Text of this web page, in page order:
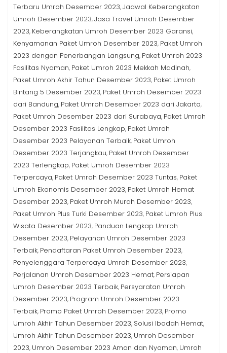
Terbaru Umroh Desember 2023,Jadwal Keberangkatan
Umroh Desember 2023,Jasa Travel Umroh Desember
2023, Keberangkatan Umroh Desember 2023 Garansi,
Kenyamanan Paket Umroh Desember 2023, Paket Umroh
2023 dengan Penerbangan Langsung, Paket Umroh 2023
Fasilitas Nyaman, Paket Umroh 2023 Mekkah Madinah,
Paket Umroh Akhir Tahun Desember 2023, Paket Umroh
Bintang 5 Desember 2023, Paket Umroh Desember 2023
dari Bandung, Paket Umroh Desember 2023 dari Jakarta,
Paket Umroh Desember 2023 dari Surabaya, Paket Umroh
Desember 2023 Fasilitas Lengkap, Paket Umroh
Desember 2023 Pelayanan Terbaik, Paket Umroh
Desember 2023 Terjangkau, Paket Umroh Desember
2023 Terlengkap, Paket Umroh Desember 2023
Terpercaya, Paket Umroh Desember 2023 Tuntas, Paket
Umroh Ekonomis Desember 2023, Paket Umroh Hemat
Desember 2023, Paket Umroh Murah Desember 2023,
Paket Umroh Plus Turki Desember 2023, Paket Umroh Plus
Wisata Desember 2023, Panduan Lengkap Umroh
Desember 2023, Pelayanan Umroh Desember 2023
Terbaik, Pendaftaran Paket Umroh Desember 2023,
Penyelenggara Terpercaya Umroh Desember 2023,
Perjalanan Umroh Desember 2023 Hemat, Persiapan
Umroh Desember 2023 Terbaik, Persyaratan Umroh
Desember 2023, Program Umroh Desember 2023
Terbaik, Promo Paket Umroh Desember 2023, Promo
Umroh Akhir Tahun Desember 2023, Solusi Ibadah Hemat,
Umroh Akhir Tahun Desember 2023, Umroh Desember
2023, Umroh Desember 2023 Aman dan Nyaman, Umroh